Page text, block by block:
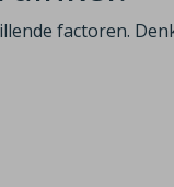
factoren.